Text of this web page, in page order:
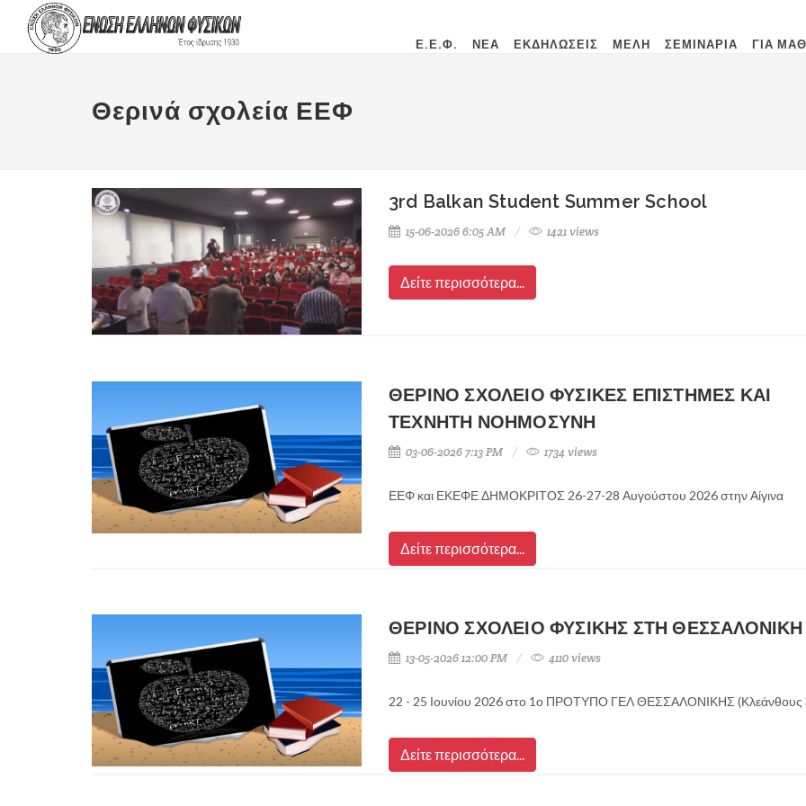
Ε.Ε.Φ. ΝΕΑ ΕΚΔΗΛΩΣΕΙΣ ΜΕΛΗ ΣΕΜΙΝΑΡΙΑ ΓΙΑ
Θερινά σχολεία ΕΕΦ
3rd Balkan Student Summer School
15-06-2026 6:05 AM 1421 views
Δείτε περισσότερα...
ΘΕΡΙΝΟ ΣΧΟΛΕΙΟ ΦΥΣΙΚΕΣ ΕΠΙΣΤΗΜΕΣ ΚΑΙ
ΤΕΧΝΗΤΗ ΝΟΗΜΟΣΥΝΗ
03-06-2026 7:13 PM 1734 views
ΕΕΦ και ΕΚΕΦΕ ΔΗΜΟΚΡΙΤΟΣ 26-27-28 Αυγούστου 2026 στην Αίγινα
Δείτε περισσότερα...
ΘΕΡΙΝΟ ΣΧΟΛΕΙΟ ΦΥΣΙΚΗΣ ΣΤΗ ΘΕΣΣΑΛΟΝΙΚΗ
13-05-2026 12:00 PM 4110 views
22 - 25 Ιουνίου 2026 στο 1ο ΠΡΟΤΥΠΟ ΓΕΛ ΘΕΣΣΑΛΟΝΙΚΗΣ (Κλεάνθους
Δείτε περισσότερα...